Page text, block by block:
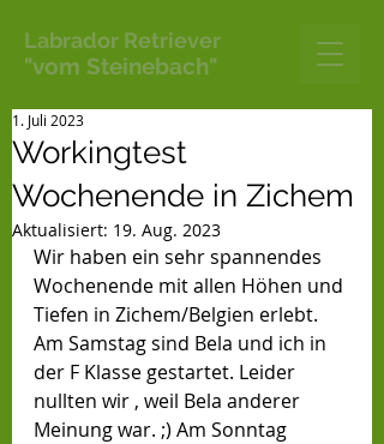
Labrador Retriever
"vom Steinebach"
Workingtest
Wochenende in Zichem
1. Juli 2023
Aktualisiert: 19. Aug. 2023
Wir haben ein sehr spannendes
Wochenende mit allen Höhen und
Tiefen in Zichem/Belgien erlebt.
Am Samstag sind Bela und ich in
der F Klasse gestartet. Leider
nullten wir , weil Bela anderer
Meinung war. ;) Am Sonntag